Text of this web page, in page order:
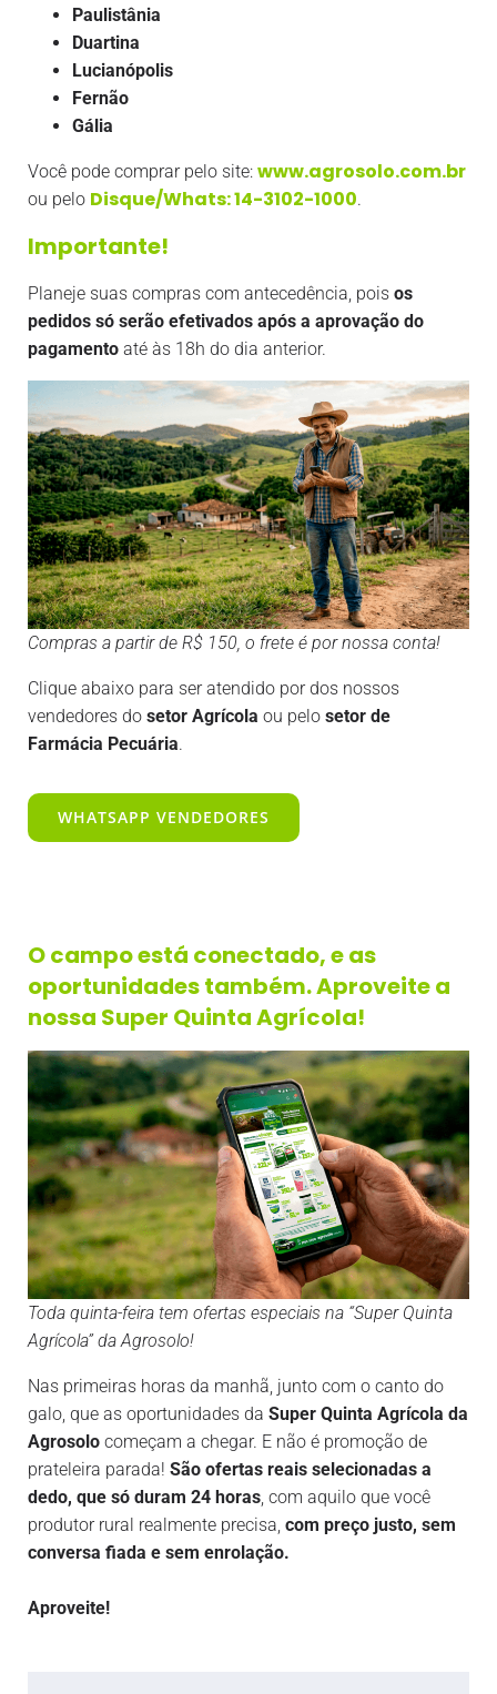
Paulistânia
Duartina
Lucianópolis
Fernão
Gália
Você pode comprar pelo site: www.agrosolo.com.br
ou pelo Disque/Whats: 14-3102-1000.
Importante!
Planeje suas compras com antecedência, pois os
pedidos só serão efetivados após a aprovação do
pagamento até às 18h do dia anterior.
Compras a partir de R$ 150, o frete é por nossa conta!
Clique abaixo para ser atendido por dos nossos
vendedores do setor Agrícola ou pelo setor de
Farmácia Pecuária.
WHATSAPP VENDEDORES
O campo está conectado, e as
oportunidades também. Aproveite a
nossa Super Quinta Agrícola!
Toda quinta-feira tem ofertas especiais na “Super Quinta
Agrícola” da Agrosolo!
Nas primeiras horas da manhã, junto com o canto do
galo, que as oportunidades da Super Quinta Agrícola da
Agrosolo começam a chegar. E não é promoção de
prateleira parada! São ofertas reais selecionadas a
dedo, que só duram 24 horas, com aquilo que você
produtor rural realmente precisa, com preço justo, sem
conversa fiada e sem enrolação.
Aproveite!